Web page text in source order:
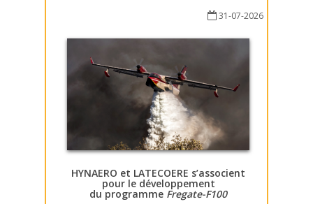
31-07-2026
HYNAERO et LATECOERE s’associent
pour le développement
du programme Fregate-F100